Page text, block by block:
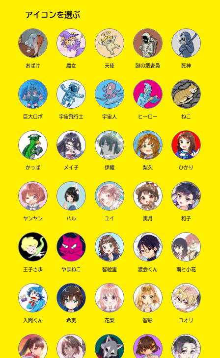
書店に届いた
みんなからのお手紙が
このマチのことを
もっと知りたい
キミに
アイコンを選ぶ
おばけ 魔女 天使 謎の調査員 死神
巨大ロボ 宇宙飛行士 宇宙人 ヒーロー ねこ
かっぱ メイ子 伊織 梨久 ひかり
ヤンヤン ハル ユイ 実月 和子
王子さま やまねこ 智絵里 渡会くん 南と小花
入間くん 希実 花梨 智彩 コオリ